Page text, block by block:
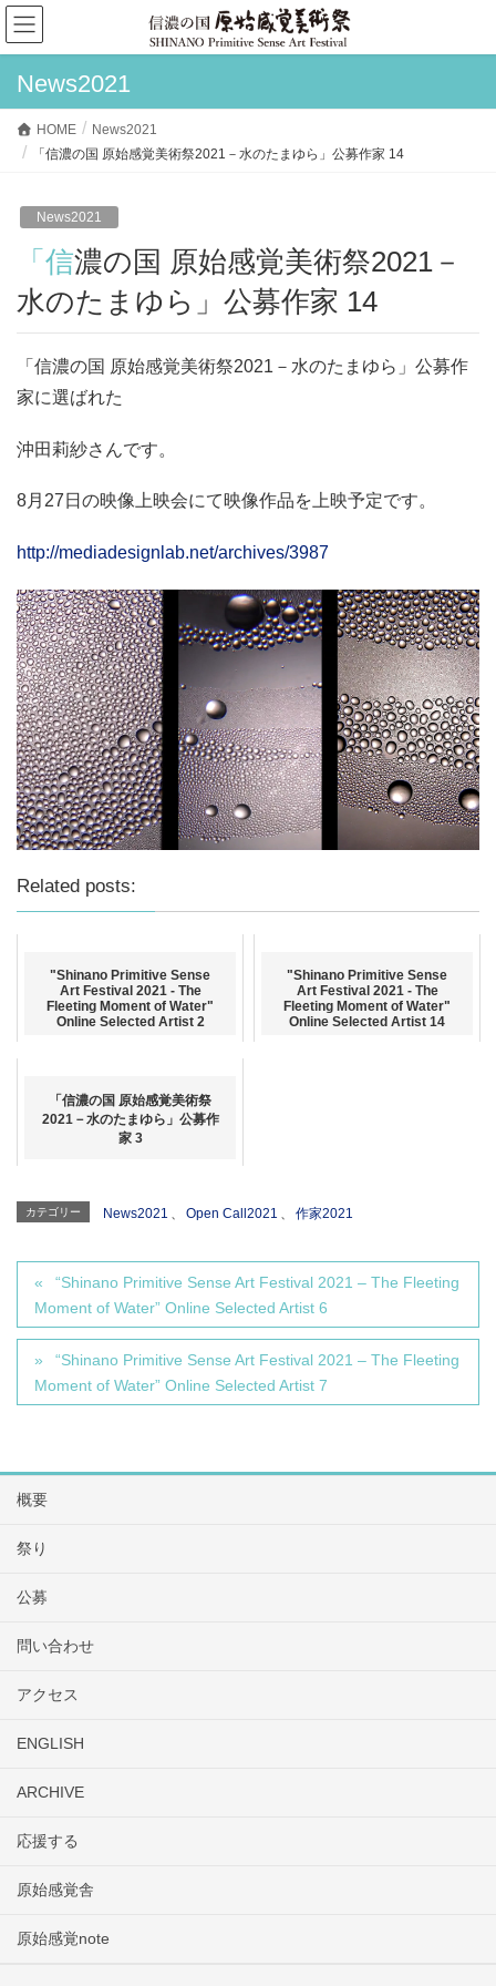
News2021
HOME
News2021
「信濃の国 原始感覚美術祭2021－水のたまゆら」公募作家 14
News2021
「信濃の国 原始感覚美術祭2021－
水のたまゆら」公募作家 14
「信濃の国 原始感覚美術祭2021－水のたまゆら」公募作
家に選ばれた
沖田莉紗さんです。
8月27日の映像上映会にて映像作品を上映予定です。
http://mediadesignlab.net/archives/3987
Related posts:
"Shinano Primitive Sense
Art Festival 2021 - The
Fleeting Moment of Water"
Online Selected Artist 2
"Shinano Primitive Sense
Art Festival 2021 - The
Fleeting Moment of Water"
Online Selected Artist 14
「信濃の国 原始感覚美術祭
2021－水のたまゆら」公募作
家 3
カテゴリー News2021 Open Call2021 作家2021
“Shinano Primitive Sense Art Festival 2021 – The Fleeting
Moment of Water” Online Selected Artist 6
“Shinano Primitive Sense Art Festival 2021 – The Fleeting
Moment of Water” Online Selected Artist 7
概要
祭り
公募
問い合わせ
アクセス
ENGLISH
ARCHIVE
応援する
原始感覚舎
原始感覚note